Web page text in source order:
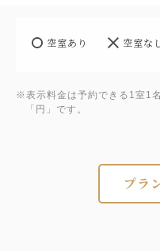
空室あり 空室な
※表示料金は予約できる1室1
「円」です。
プラ